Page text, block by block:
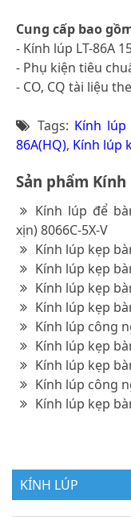
Cung cấp bao
- Kính lúp LT-86A
- Phụ kiện tiêu
- CO, CQ tài liệu
Tags: Kính lúp
86A(HQ), Kính lúp
Sản phẩm
Kính lúp để
xịn) 8066C-5X-V
Kính lúp kẹp
Kính lúp kẹp
Kính lúp kẹp
Kính lúp kẹp
Kính lúp công
Kính lúp kẹp
Kính lúp kẹp
Kính lúp công
Kính lúp kẹp
KÍNH LÚP